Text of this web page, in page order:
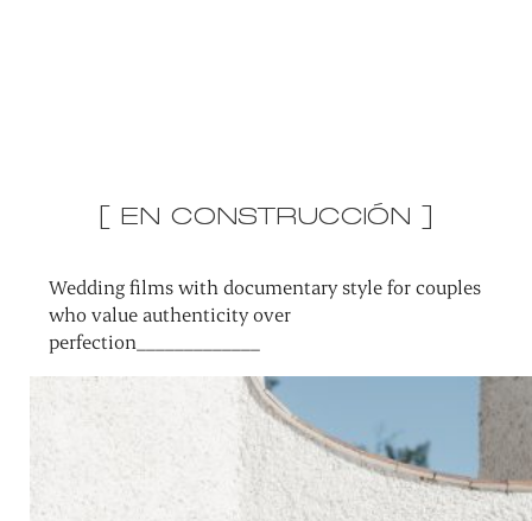
[ EN CONSTRUCCIÓN ]
Wedding films with documentary style for couples
who value authenticity over
perfection_____________